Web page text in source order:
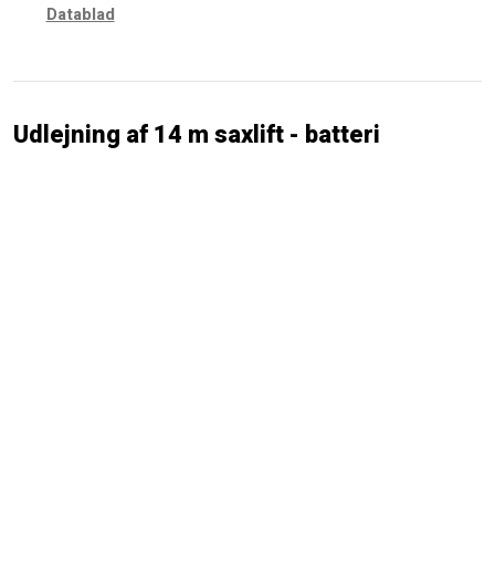
Datablad
Udlejning af 14 m saxlift - batteri